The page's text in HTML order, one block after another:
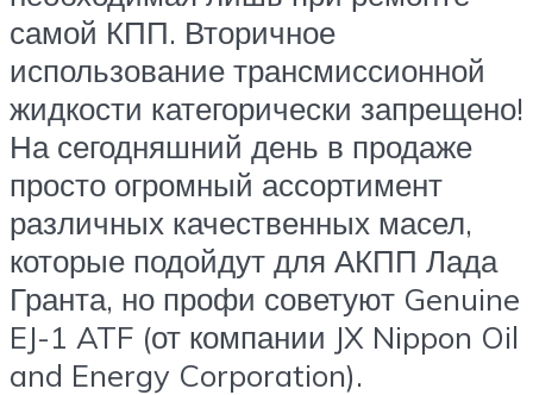
самой КПП. Вторичное
использование трансмиссионной
жидкости категорически запрещено!
На сегодняшний день в продаже
просто огромный ассортимент
различных качественных масел,
которые подойдут для АКПП Лада
Гранта, но профи советуют Genuine
EJ-1 ATF (от компании JX Nippon Oil
and Energy Corporation).